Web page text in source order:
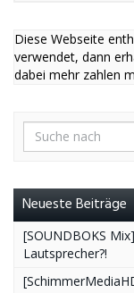
Diese Webseite
verwendet, dann
dabei mehr zahlen
Neueste Beiträge
[SOUNDBOKS
Lautsprecher?!